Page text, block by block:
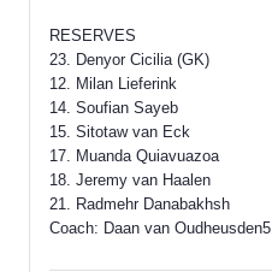
RESERVES
23. Denyor Cicilia (GK)
12. Milan Lieferink
14. Soufian Sayeb
15. Sitotaw van Eck
17. Muanda Quiavuazoa
18. Jeremy van Haalen
21. Radmehr Danabakhsh
Coach: Daan van Oudheusden5